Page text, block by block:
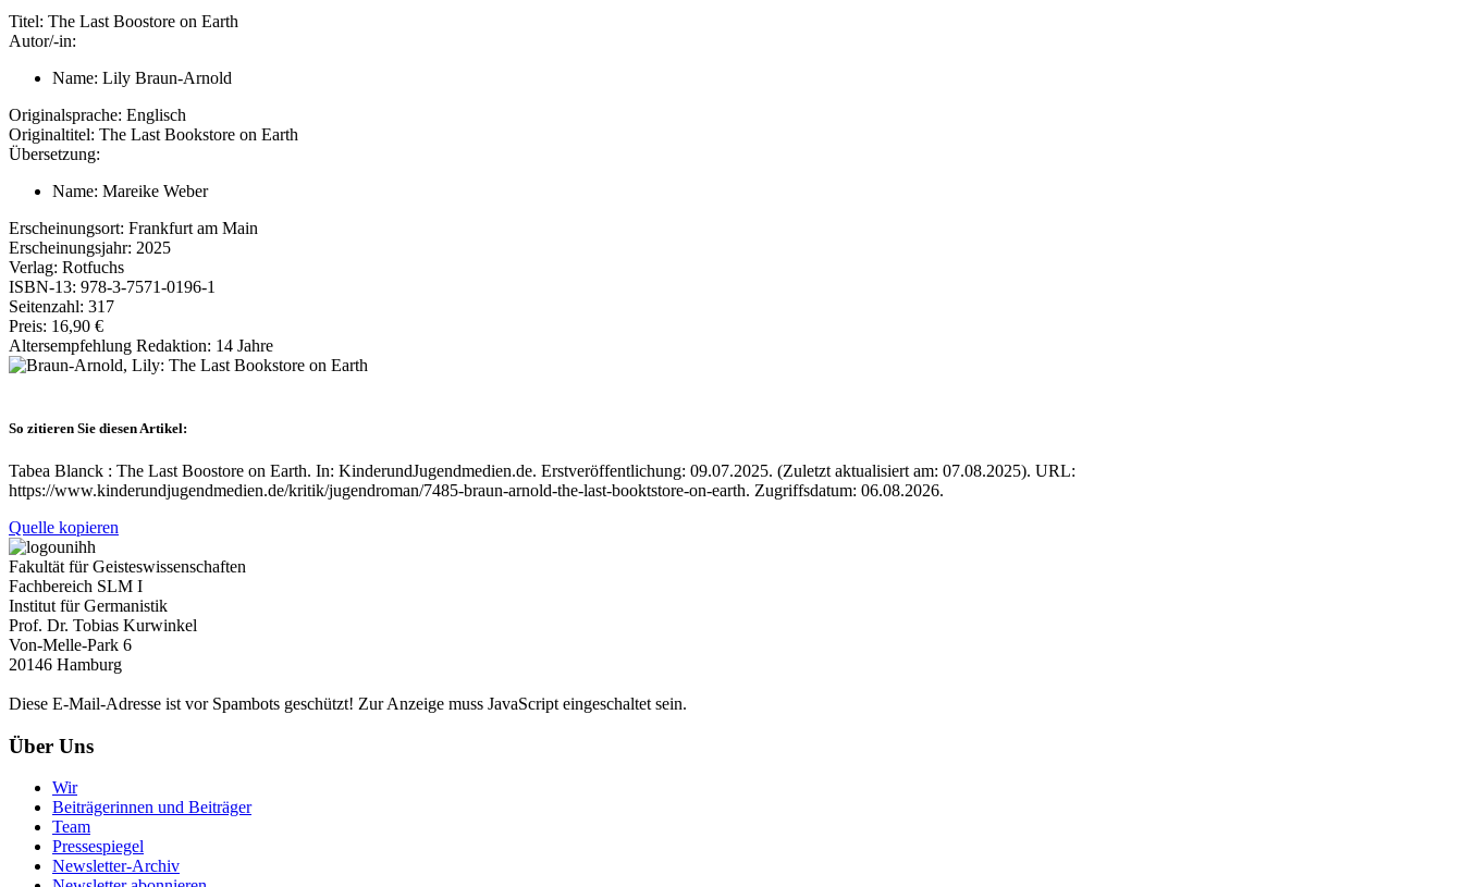
Titel: The Last Boostore on Earth
Autor/-in:
Name: Lily Braun-Arnold
Originalsprache: Englisch
Originaltitel: The Last Bookstore on Earth
Übersetzung:
Name: Mareike Weber
Erscheinungsort: Frankfurt am Main
Erscheinungsjahr: 2025
Verlag: Rotfuchs
ISBN-13: 978-3-7571-0196-1
Seitenzahl: 317
Preis: 16,90 €
Altersempfehlung Redaktion: 14 Jahre
So zitieren Sie diesen Artikel:
Tabea Blanck : The Last Boostore on Earth. In: KinderundJugendmedien.de. Erstveröffentlichung: 09.07.2025. (Zuletzt aktualisiert am: 07.08.2025). URL:
https://www.kinderundjugendmedien.de/kritik/jugendroman/7485-braun-arnold-the-last-booktstore-on-earth. Zugriffsdatum: 06.08.2026.
Quelle kopieren
Fakultät für Geisteswissenschaften
Fachbereich SLM I
Institut für Germanistik
Prof. Dr. Tobias Kurwinkel
Von-Melle-Park 6
20146 Hamburg
Diese E-Mail-Adresse ist vor Spambots geschützt! Zur Anzeige muss JavaScript eingeschaltet sein.
Über Uns
Wir
Beiträgerinnen und Beiträger
Team
Pressespiegel
Newsletter-Archiv